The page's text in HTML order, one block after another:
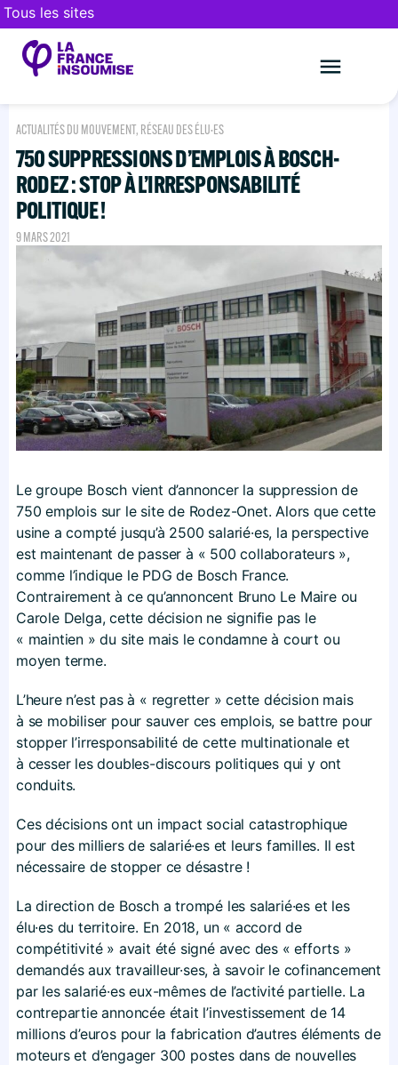
Tous les sites
ACTUALITÉS DU MOUVEMENT, RÉSEAU DES ÉLU·ES
750 SUPPRESSIONS D’EMPLOIS À BOSCH-
RODEZ : STOP À L’IRRESPONSABILITÉ
POLITIQUE !
9 MARS 2021
Le groupe Bosch vient d’annoncer la suppression de
750 emplois sur le site de Rodez-Onet. Alors que cette
usine a compté jusqu’à 2500 salarié·es, la perspective
est maintenant de passer à « 500 collaborateurs »,
comme l’indique le PDG de Bosch France.
Contrairement à ce qu’annoncent Bruno Le Maire ou
Carole Delga, cette décision ne signifie pas le
« maintien » du site mais le condamne à court ou
moyen terme.
L’heure n’est pas à « regretter » cette décision mais
à se mobiliser pour sauver ces emplois, se battre pour
stopper l’irresponsabilité de cette multinationale et
à cesser les doubles-discours politiques qui y ont
conduits.
Ces décisions ont un impact social catastrophique
pour des milliers de salarié·es et leurs familles. Il est
nécessaire de stopper ce désastre !
La direction de Bosch a trompé les salarié·es et les
élu·es du territoire. En 2018, un « accord de
compétitivité » avait été signé avec des « efforts »
demandés aux travailleur·ses, à savoir le cofinancement
par les salarié·es eux-mêmes de l’activité partielle. La
contrepartie annoncée était l’investissement de 14
millions d’euros pour la fabrication d’autres éléments de
moteurs et d’engager 300 postes dans de nouvelles